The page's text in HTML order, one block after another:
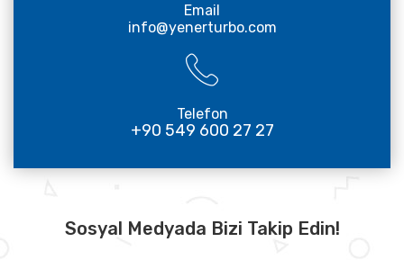
Email
info@yenerturbo.com
Telefon
+90 549 600 27 27
Sosyal Medyada Bizi Takip Edin!